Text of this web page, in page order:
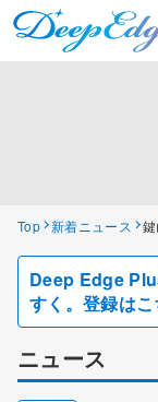
Top 新着ニュース
Deep Edge
すく。登録はこ
ニュース